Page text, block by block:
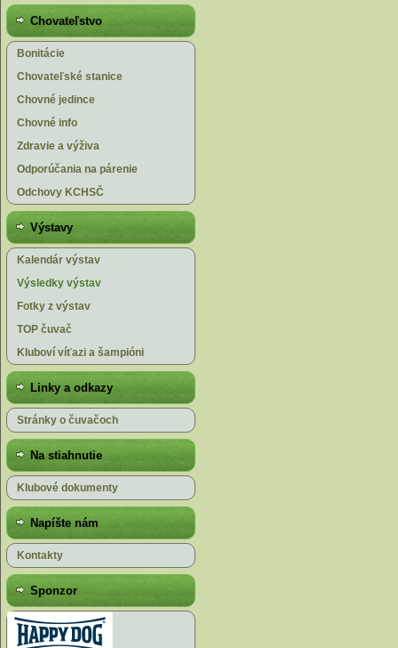
Chovateľstvo
Bonitácie
Chovateľské stanice
Chovné jedince
Chovné info
Zdravie a výživa
Odporúčania na párenie
Odchovy KCHSČ
Výstavy
Kalendár výstav
Výsledky výstav
Fotky z výstav
TOP čuvač
Kluboví víťazi a šampióni
Linky a odkazy
Stránky o čuvačoch
Na stiahnutie
Klubové dokumenty
Napíšte nám
Kontakty
Sponzor